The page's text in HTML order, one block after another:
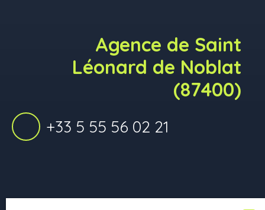
Agence de Saint
Léonard de Noblat
(87400)
+33 5 55 56 02 21